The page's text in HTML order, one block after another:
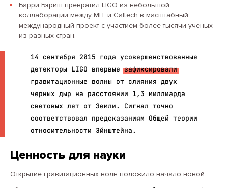
Барри Бэриш превратил LIGO из небольшой
коллаборации между MIT и Caltech в масштабный
международный проект с участием более тысячи ученых
из разных стран.
14 сентября 2015 года усовершенствованные
детекторы LIGO впервыезафиксировали
гравитационные волны от слияния двух
черных дыр на расстоянии 1,3 миллиарда
световых лет от Земли. Сигнал точно
соответствовал предсказаниям Общей теории
относительности Эйнштейна.
Ценность для науки
Открытие гравитационных волн положило начало новой